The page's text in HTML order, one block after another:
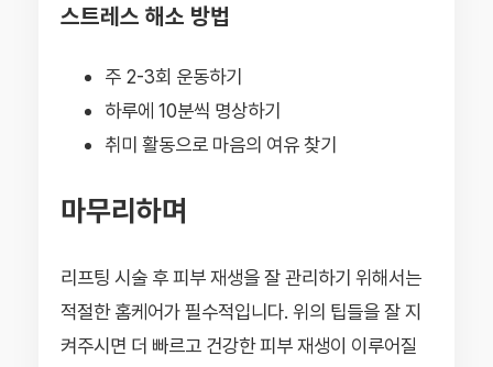
스트레스 해소 방법
주 2-3회 운동하기
하루에 10분씩 명상하기
취미 활동으로 마음의 여유 찾기
마무리하며
리프팅 시술 후 피부 재생을 잘 관리하기 위해서는
적절한 홈케어가 필수적입니다. 위의 팁들을 잘 지
켜주시면 더 빠르고 건강한 피부 재생이 이루어질